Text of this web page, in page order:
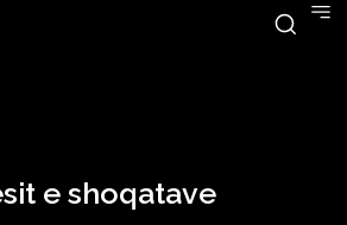
15, 2023
e shoqatave